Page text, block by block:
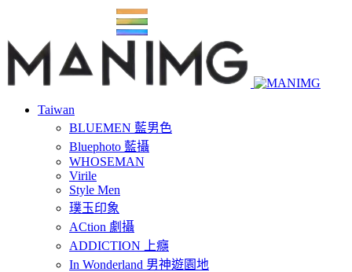
Taiwan
BLUEMEN 藍男色
Bluephoto 藍攝
WHOSEMAN
Virile
Style Men
璞玉印象
ACtion 劇攝
ADDICTION 上癮
In Wonderland 男神遊園地